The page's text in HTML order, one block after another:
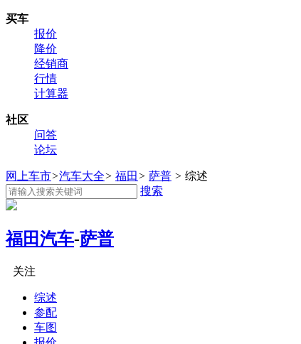
买车
报价
降价
经销商
行情
计算器
社区
问答
论坛
网上车市>汽车大全> 福田 > 萨普 > 综述
搜索
福田汽车-萨普
关注
综述
参配
车图